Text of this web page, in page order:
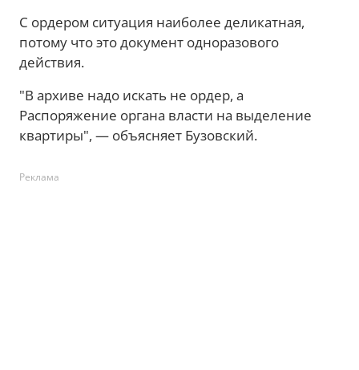
С ордером ситуация наиболее деликатная,
потому что это документ одноразового
действия.
"В архиве надо искать не ордер, а
Распоряжение органа власти на выделение
квартиры", — объясняет Бузовский.
Реклама